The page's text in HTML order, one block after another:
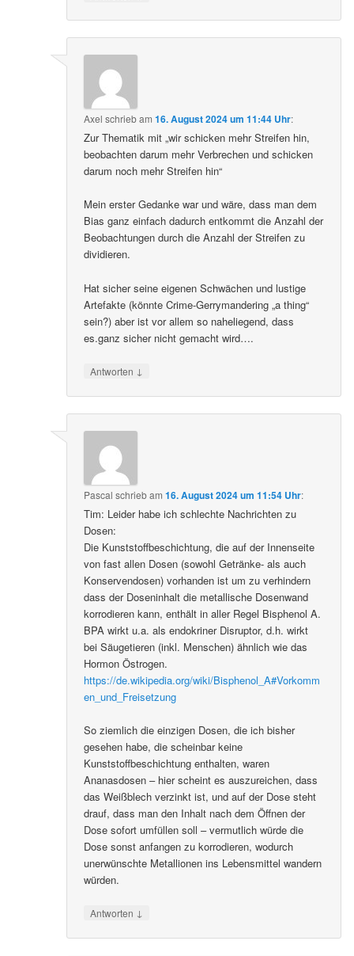
Axel schriebam16. August 2024 um 11:44 Uhr:
Zur Thematik mit „wir schicken mehr Streifen hin,
beobachten darum mehr Verbrechen und schicken
darum noch mehr Streifen hin“
Mein erster Gedanke war und wäre, dass man dem
Bias ganz einfach dadurch entkommt die Anzahl der
Beobachtungen durch die Anzahl der Streifen zu
dividieren.
Hat sicher seine eigenen Schwächen und lustige
Artefakte (könnte Crime-Gerrymandering „a thing“
sein?) aber ist vor allem so naheliegend, dass
es.ganz sicher nicht gemacht wird….
Antworten ↓
Pascal schriebam16. August 2024 um 11:54 Uhr:
Tim: Leider habe ich schlechte Nachrichten zu
Dosen:
Die Kunststoffbeschichtung, die auf der Innenseite
von fast allen Dosen (sowohl Getränke- als auch
Konservendosen) vorhanden ist um zu verhindern
dass der Doseninhalt die metallische Dosenwand
korrodieren kann, enthält in aller Regel Bisphenol A.
BPA wirkt u.a. als endokriner Disruptor, d.h. wirkt
bei Säugetieren (inkl. Menschen) ähnlich wie das
Hormon Östrogen.
https://de.wikipedia.org/wiki/Bisphenol_A#Vorkomm
en_und_Freisetzung
So ziemlich die einzigen Dosen, die ich bisher
gesehen habe, die scheinbar keine
Kunststoffbeschichtung enthalten, waren
Ananasdosen – hier scheint es auszureichen, dass
das Weißblech verzinkt ist, und auf der Dose steht
drauf, dass man den Inhalt nach dem Öffnen der
Dose sofort umfüllen soll – vermutlich würde die
Dose sonst anfangen zu korrodieren, wodurch
unerwünschte Metallionen ins Lebensmittel wandern
würden.
Antworten ↓